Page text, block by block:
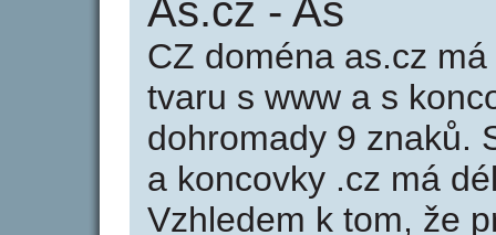
As.cz - As
CZ doména as.cz
tvaru s www a s
dohromady 9 znaků.
a koncovky .cz má
Vzhledem k tom, že